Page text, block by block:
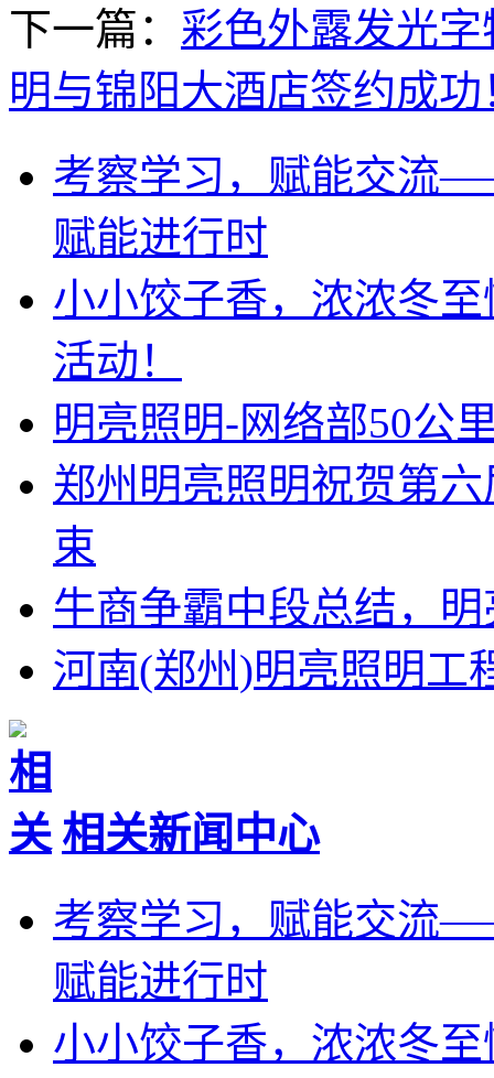
下一篇： 彩色外露发光字
明与锦阳大酒店签约成功
考察学习，赋能交流
赋能进行时
小小饺子香，浓浓冬
活动！
明亮照明-网络部50公
郑州明亮照明祝贺第
束
牛商争霸中段总结，
河南(郑州)明亮照明工
相关新闻中心
考察学习，赋能交流
赋能进行时
小小饺子香，浓浓冬